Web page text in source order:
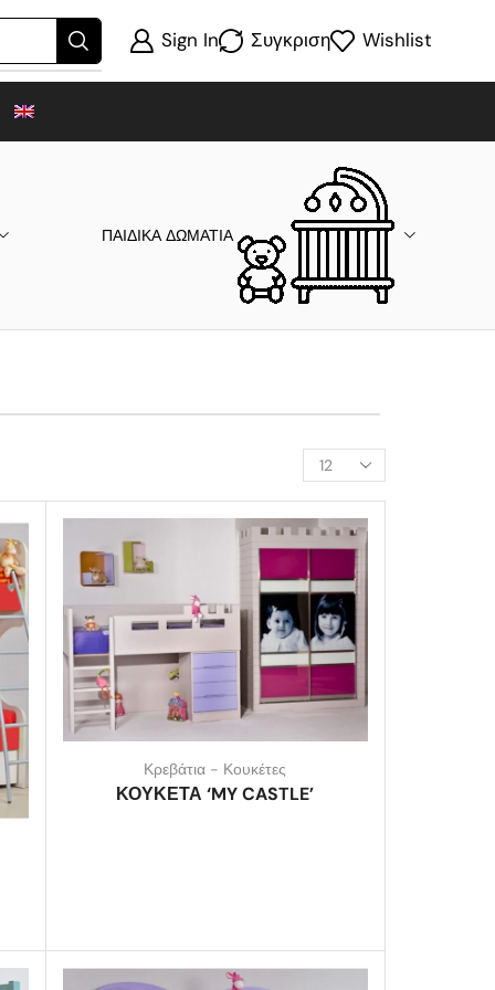
Sign In Συγκριση Wishlist
ΠΑΙΔΙΚΑ ΔΩΜΑΤΙΑ
Κρεβάτια - Κουκέτες
ΚΟΥΚΕΤΑ ‘MY CASTLE’